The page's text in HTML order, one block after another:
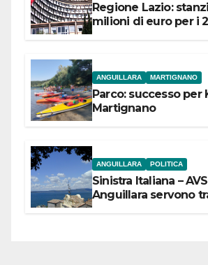
Regione Lazio:
milioni di euro per i
ANGUILLARA MARTIGNANO
Parco: successo per
Martignano
ANGUILLARA POLITICA
Sinistra Italiana –
Anguillara servono